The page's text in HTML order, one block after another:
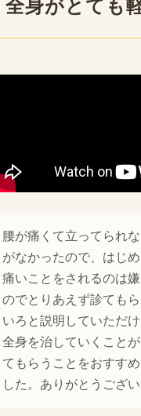
全身がとても
腰が痛くて立ってられ
がなかったので、はじめ
痛いことをされるのは
のでとりあえず診ても
いろと説明していただ
全身を治していくこと
てもらうことをおすす
した。ありがとうござい